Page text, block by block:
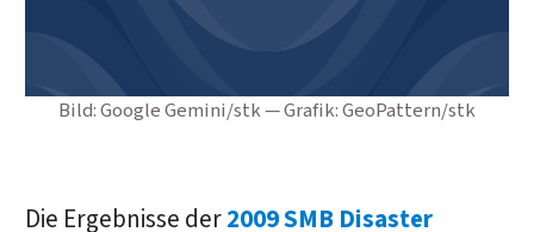
Bild: Google Gemini/stk — Grafik: GeoPattern/stk
Die Ergebnisse der2009 SMB Disaster